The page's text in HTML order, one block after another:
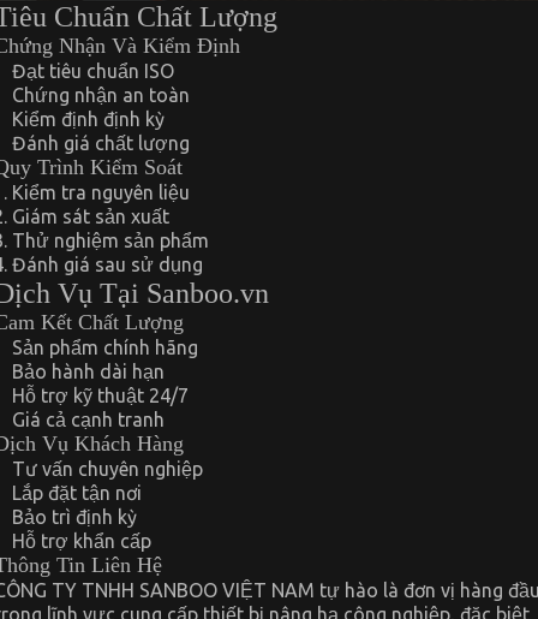
Chuẩn Chất Lượng
Nhận Và Kiểm Định
Đạt tiêu chuẩn ISO
Chứng nhận an toàn
Kiểm định định kỳ
Đánh giá chất lượng
Trình Kiểm Soát
Kiểm tra nguyên liệu
Giám sát sản xuất
Thử nghiệm sản phẩm
Đánh giá sau sử dụng
Vụ Tại Sanboo.vn
Kết Chất Lượng
Sản phẩm chính hãng
Bảo hành dài hạn
Hỗ trợ kỹ thuật 24/7
Giá cả cạnh tranh
Vụ Khách Hàng
Tư vấn chuyên nghiệp
Lắp đặt tận nơi
Bảo trì định kỳ
Hỗ trợ khẩn cấp
Tin Liên Hệ
TY TNHH SANBOO VIỆT NAM tự hào là đơn vị hàng
lĩnh vực cung cấp thiết bị nâng hạ công nghiệp, đặc biệt